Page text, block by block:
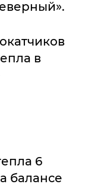
в
6
балансе